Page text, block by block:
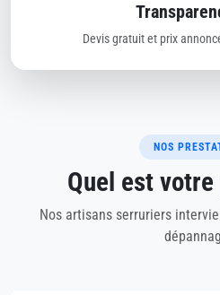
Devis gratuit et prix
NOS
Quel est
Nos artisans serruriers